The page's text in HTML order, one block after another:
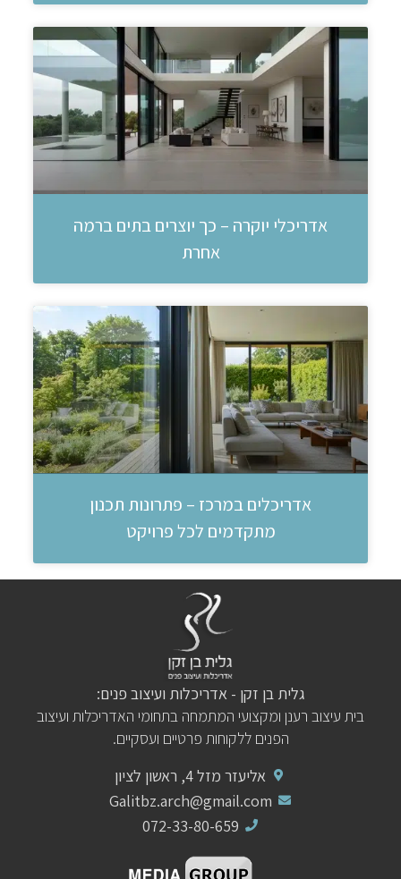
אדריכלי יוקרה – כך יוצרים בתים ברמה
אחרת
אדריכלים במרכז – פתרונות תכנון
מתקדמים לכל פרויקט
גלית בן זקן - אדריכלות ועיצוב פנים:
בית עיצוב רענן ומקצועי המתמחה בתחומי האדריכלות ועיצוב
הפנים ללקוחות פרטיים ועסקיים.
אליעזר מזל 4, ראשון לציון
Galitbz.arch@gmail.com
072-33-80-659